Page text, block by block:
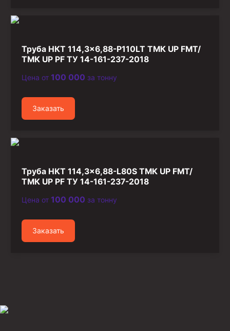
Труба НКТ 114,3×6,88-P110LT ТМК UP FMT/
ТМК UP PF ТУ 14-161-237-2018
Цена от 100 000 за тонну
Заказать
Труба НКТ 114,3×6,88-L80S ТМК UP FMT/
ТМК UP PF ТУ 14-161-237-2018
Цена от 100 000 за тонну
Заказать